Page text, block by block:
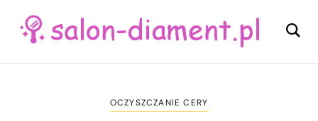
OCZYSZCZANIE CERY